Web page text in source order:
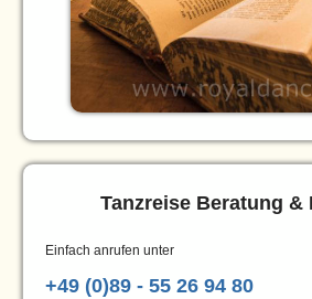
Tanzreise Beratung &
Einfach anrufen unter
+49 (0)89 - 55 26 94 80